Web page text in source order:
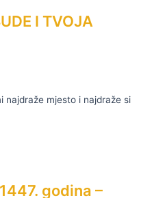
I TVOJA
najdraže mjesto i najdraže si
godina –